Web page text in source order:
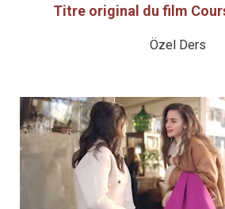
Titre original du film
Özel Ders